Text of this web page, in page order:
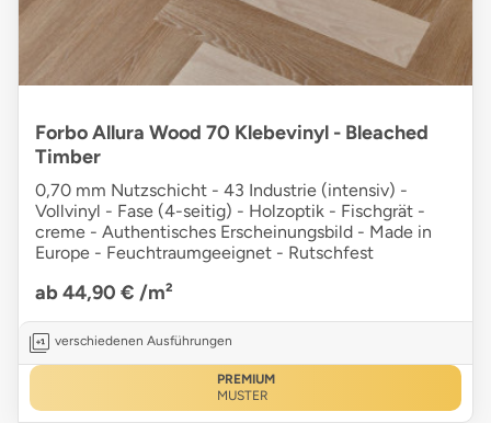
Forbo Allura Wood 70 Klebevinyl - Bleached
Timber
0,70 mm Nutzschicht - 43 Industrie (intensiv) -
Vollvinyl - Fase (4-seitig) - Holzoptik - Fischgrät -
creme - Authentisches Erscheinungsbild - Made in
Europe - Feuchtraumgeeignet - Rutschfest
ab 44,90 € /m²
verschiedenen Ausführungen
PREMIUM
MUSTER